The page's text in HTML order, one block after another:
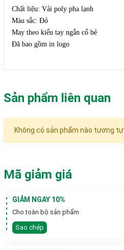
Chất liệu: Vải poly pha lạnh
Màu sắc: Đỏ
May theo kiểu tay ngắn cổ bẻ
Đã bao gồm in logo
Sản phẩm liên quan
Không có sản phẩm nào tương tự
Mã giảm giá
GIẢM NGAY 10%
Cho toàn bộ sản phẩm
Sao chép